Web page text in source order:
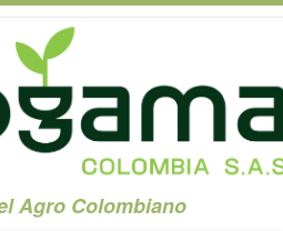
Agro Colombiano